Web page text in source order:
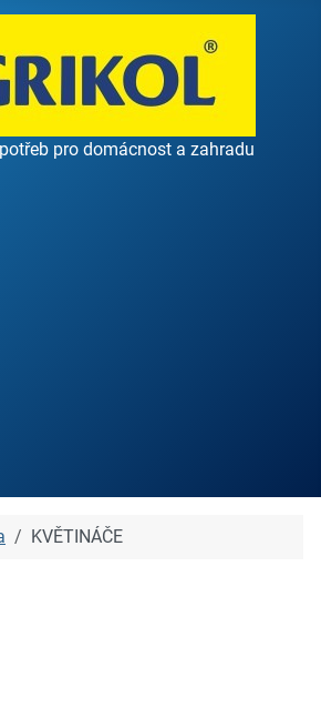
pro domácnost a zahradu
KVĚTINÁČE